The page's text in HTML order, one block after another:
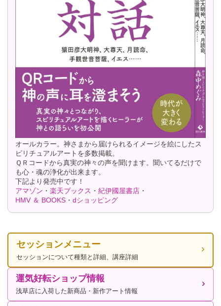
オールカラー。神さまから届けられるイメージを絵にしたス
ピリチュアルアートを多数掲載。
ＱＲコードから真実の神々の声を聞けます。聞いてるだけで
も心・魂の浄化が出来ます。
下記より発売中です！
アマゾン ・ 楽天ブックス ・ 紀伊國屋書店 ・
HMV ＆ BOOKS ・ dショッピング
セッションメニュー
セッションについて種類と詳細、講座詳細
運気好転ショップ情報
浅草店に入荷した新商品・新作アート情報